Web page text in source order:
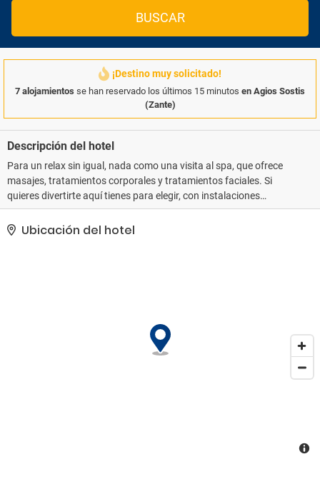
BUSCAR
¡Destino muy solicitado!
7 alojamientos se han reservado los últimos 15 minutos en Agios Sostis
(Zante)
Descripción del hotel
Para un relax sin igual, nada como una visita al spa, que ofrece
masajes, tratamientos corporales y tratamientos faciales. Si
quieres divertirte aquí tienes para elegir, con instalaciones
recreativas como baño turco, piscina al aire libre de temporada y
bicicletas de alquiler. En este alojamiento de estilo mediterráneo
transporte al aeropuerto (ida y vuelta) disponible 24 horas y
aparcamiento sin asistencia gratuito..
Ubicación del hotel